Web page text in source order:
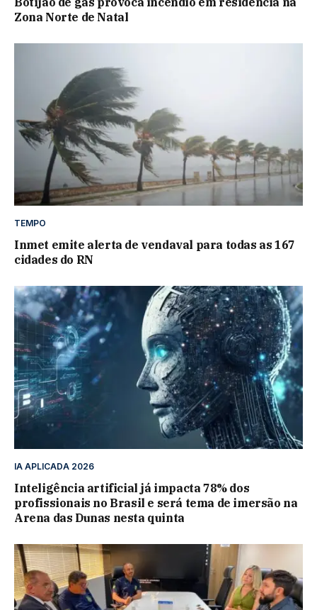
Zona Norte de Natal
TEMPO
Inmet emite alerta de vendaval para todas as 167
cidades do RN
IA APLICADA 2026
Inteligência artificial já impacta 78% dos
profissionais no Brasil e será tema de imersão na
Arena das Dunas nesta quinta